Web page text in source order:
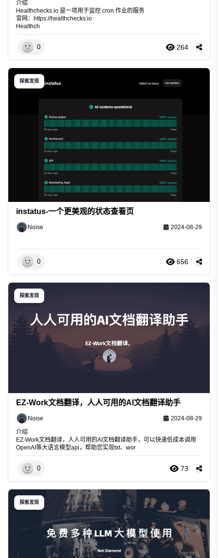
介绍
Healthchecks.io 是一项用于监控 cron 作业的服务
官网： https://healthchecks.io
Healthch
0 264
探索发现
instatus-一个更美观的状态查看页
Noise 2024-08-29
0 656
探索发现
EZ-Work文档翻译，人人可用的AI文档翻译助手
Noise
2024-08-29
介绍
EZ-Work文档翻译，人人可用的AI文档翻译助手，可以快速低成本调用
OpenAI等大语言模型api，帮助您实现txt、wor
0 73
探索发现